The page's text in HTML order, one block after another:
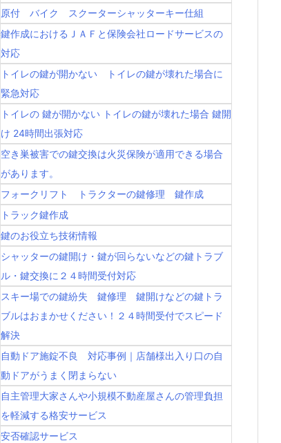
原付 バイク スクーターシャッターキー仕組
鍵作成におけるＪＡＦと保険会社ロードサービスの
対応
トイレの鍵が開かない トイレの鍵が壊れた場合に
緊急対応
トイレの 鍵が開かない トイレの鍵が壊れた場合 鍵開
け 24時間出張対応
空き巣被害での鍵交換は火災保険が適用できる場合
があります。
フォークリフト トラクターの鍵修理 鍵作成
トラック鍵作成
鍵のお役立ち技術情報
シャッターの鍵開け・鍵が回らないなどの鍵トラブ
ル・鍵交換に２４時間受付対応
スキー場での鍵紛失 鍵修理 鍵開けなどの鍵トラ
ブルはおまかせください！２４時間受付でスピード
解決
自動ドア施錠不良 対応事例｜店舗様出入り口の自
動ドアがうまく閉まらない
自主管理大家さんや小規模不動産屋さんの管理負担
を軽減する格安サービス
安否確認サービス